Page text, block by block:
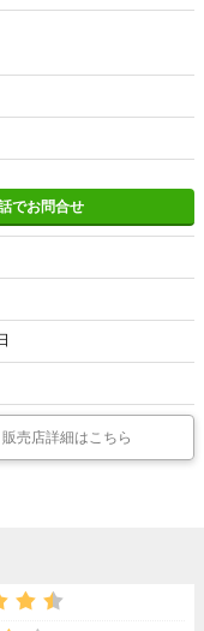
でお問合せ
販売店詳細はこちら